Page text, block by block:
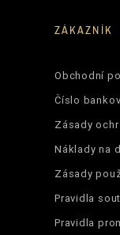
ZÁKAZNÍK
Obchodní
Číslo
Zásady
Náklady na
Zásady
Pravidla
Pravidla